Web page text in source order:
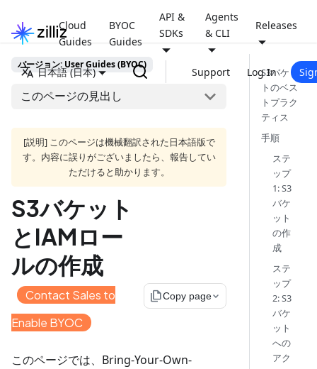
Cloud
Guides
BYOC
Guides
API &
SDKs
Agents
& CLI
Releases
日本語 (日本) Support Log In
バージョン: User Guides (BYOC)
このページの見出し
[説明] このページは機械翻訳された日本語版で
す。内容に誤りがございましたら、報告してい
ただけると助かります。
S3バケット
とIAMロー
ルの作成
Contact Sales to
Enable BYOC
file_copyCopy page
このページでは、Bring-Your-Own-
S3バケッ
トのベス
トプラク
ティス
手順
ステ
ップ
1: S3
バケ
ット
の作
成
ステ
ップ
2: S3
バケ
ット
への
アク